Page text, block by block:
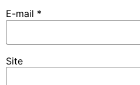
E-mail *
Site